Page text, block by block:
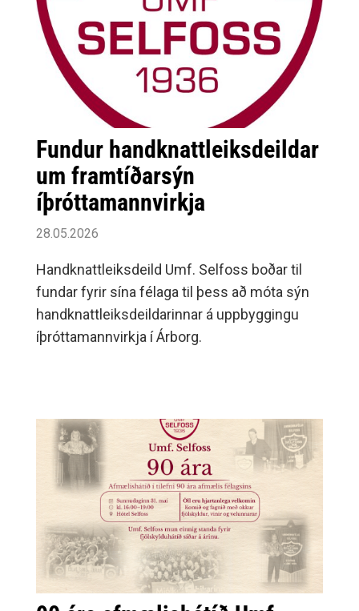
Fundur handknattleiksdeildar
um framtíðarsýn
íþróttamannvirkja
28.05.2026
Handknattleiksdeild Umf. Selfoss boðar til
fundar fyrir sína félaga til þess að móta sýn
handknattleiksdeildarinnar á uppbyggingu
íþróttamannvirkja í Árborg.